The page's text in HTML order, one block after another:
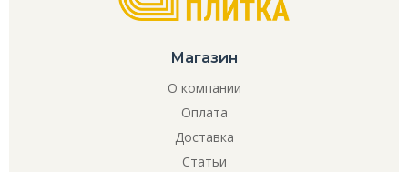
Магазин
О компании
Оплата
Доставка
Статьи